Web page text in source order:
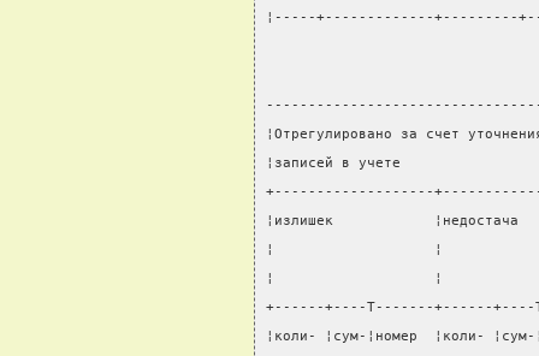
¦-----+-------------+---------
¦Отрегулировано за счет
¦записей в учете
+-------------------
¦излишек            ¦недостача
¦                   ¦                ¦в
¦                   ¦
+------+----T-------+------+----
¦коли- ¦сум-¦номер  ¦коли-